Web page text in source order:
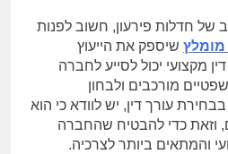
חדלות פירעון, חשוב לפנות
מומלץ שיספק את הייעוץ
מקצועי יכול לסייע לחברה
מורכבים ולבחון
עורך דין, יש לוודא כי הוא
וזאת כדי להבטיח שהחברה
והמתאים ביותר לצרכיה.